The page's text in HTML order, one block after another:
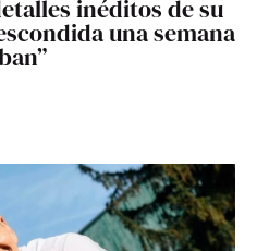
inéditos de su
una semana